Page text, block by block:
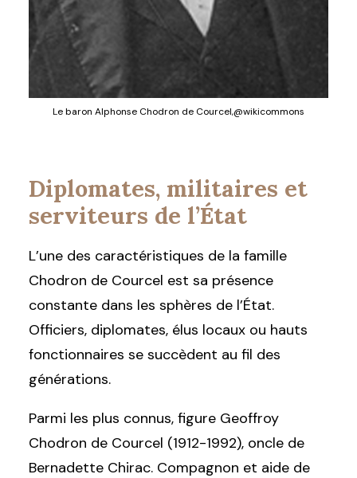
Le baron Alphonse Chodron de Courcel,@wikicommons
Diplomates, militaires et
serviteurs de l’État
L’une des caractéristiques de la famille
Chodron de Courcel est sa présence
constante dans les sphères de l’État.
Officiers, diplomates, élus locaux ou hauts
fonctionnaires se succèdent au fil des
générations.
Parmi les plus connus, figure Geoffroy
Chodron de Courcel (1912-1992), oncle de
Bernadette Chirac. Compagnon et aide de